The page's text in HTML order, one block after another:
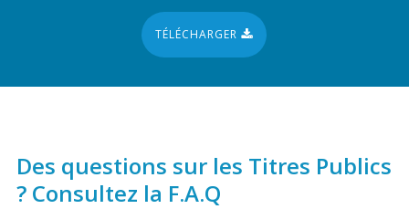
TÉLÉCHARGER
Des questions sur les Titres Publics
? Consultez la F.A.Q